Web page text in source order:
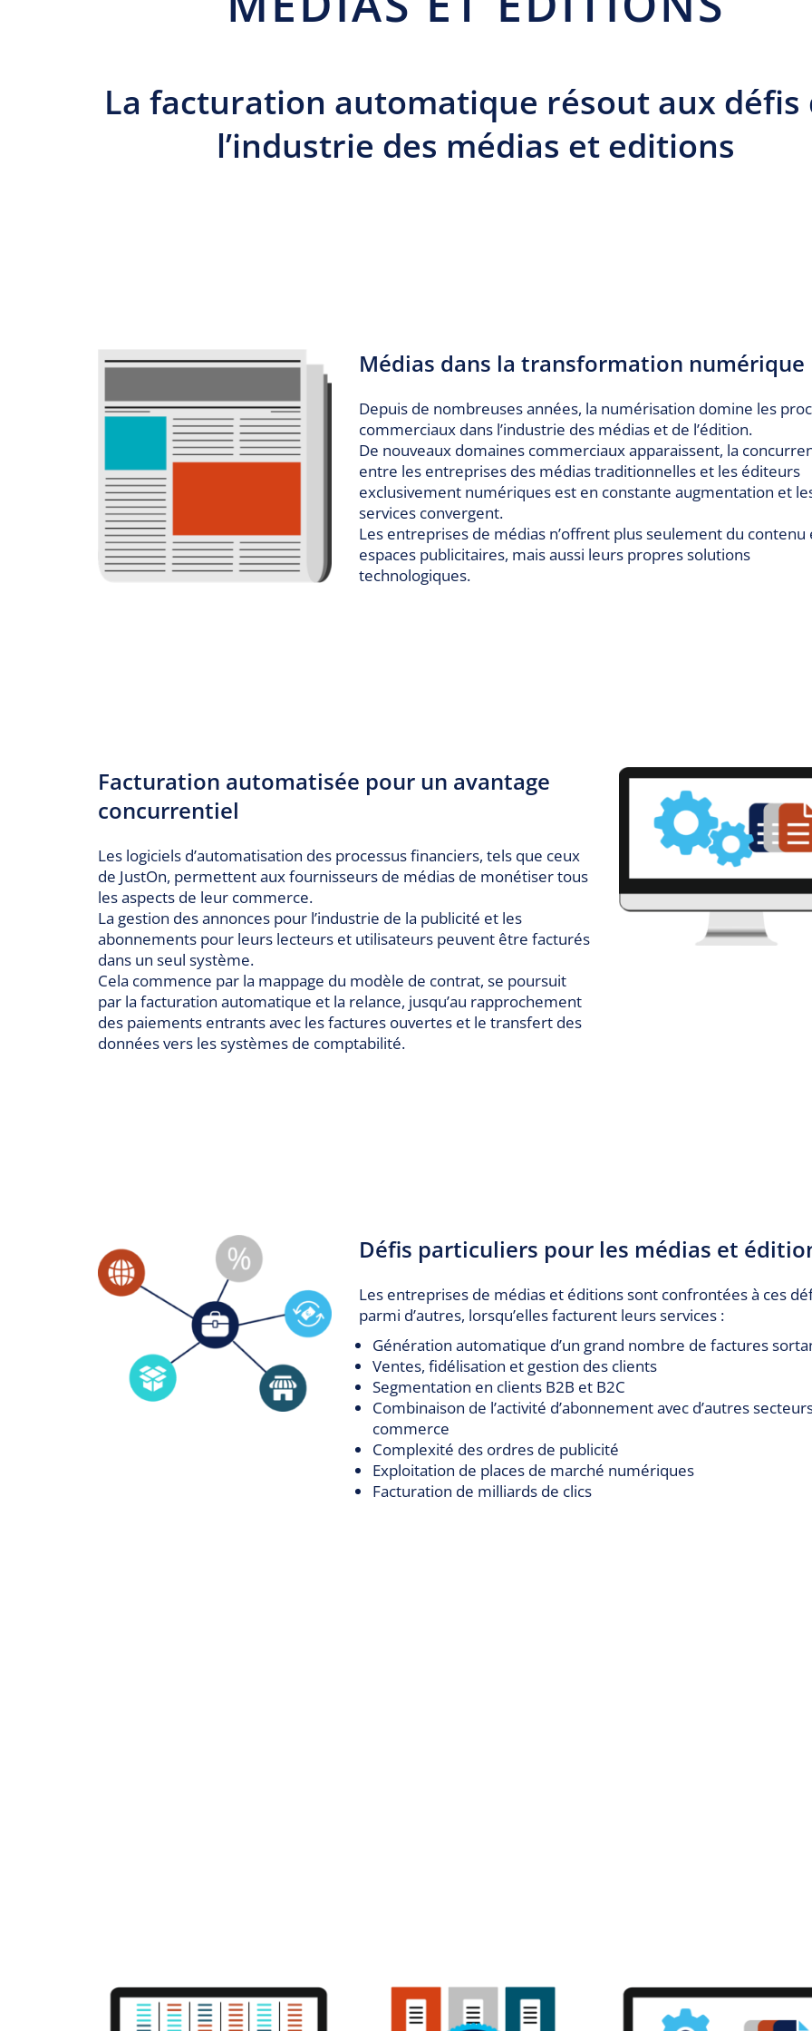
La facturation automatique résout aux défis
l’industrie des médias et editions
Médias dans la transformation numérique
Depuis de nombreuses années, la numérisation domine les
commerciaux dans l’industrie des médias et de l’édition.
De nouveaux domaines commerciaux apparaissent, la
entre les entreprises des médias traditionnelles et les éditeurs
exclusivement numériques est en constante augmentation et
services convergent.
Les entreprises de médias n’offrent plus seulement du contenu
espaces publicitaires, mais aussi leurs propres solutions
technologiques.
Facturation automatisée pour un avantage
concurrentiel
Les logiciels d’automatisation des processus financiers, tels que ceux
de JustOn, permettent aux fournisseurs de médias de monétiser tous
les aspects de leur commerce.
La gestion des annonces pour l’industrie de la publicité et les
abonnements pour leurs lecteurs et utilisateurs peuvent être facturés
dans un seul système.
Cela commence par la mappage du modèle de contrat, se poursuit
par la facturation automatique et la relance, jusqu’au rapprochement
des paiements entrants avec les factures ouvertes et le transfert des
données vers les systèmes de comptabilité.
Défis particuliers pour les médias et
Les entreprises de médias et éditions sont confrontées à ces
parmi d’autres, lorsqu’elles facturent leurs services :
Génération automatique d’un grand nombre de factures
Ventes, fidélisation et gestion des clients
Segmentation en clients B2B et B2C
Combinaison de l’activité d’abonnement avec d’autres
commerce
Complexité des ordres de publicité
Exploitation de places de marché numériques
Facturation de milliards de clics